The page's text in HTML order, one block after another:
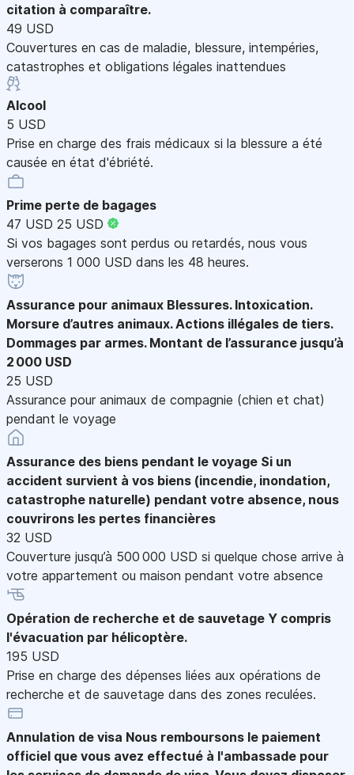
citation à comparaître.
49 USD
Couvertures en cas de maladie, blessure, intempéries,
catastrophes et obligations légales inattendues
Alcool
5 USD
Prise en charge des frais médicaux si la blessure a été
causée en état d'ébriété.
Prime perte de bagages
47 USD 25 USD
Si vos bagages sont perdus ou retardés, nous vous
verserons 1 000 USD dans les 48 heures.
Assurance pour animaux Blessures. Intoxication.
Morsure d’autres animaux. Actions illégales de tiers.
Dommages par armes. Montant de l’assurance jusqu’à
2 000 USD
25 USD
Assurance pour animaux de compagnie (chien et chat)
pendant le voyage
Assurance des biens pendant le voyage Si un
accident survient à vos biens (incendie, inondation,
catastrophe naturelle) pendant votre absence, nous
couvrirons les pertes financières
32 USD
Couverture jusqu’à 500 000 USD si quelque chose arrive à
votre appartement ou maison pendant votre absence
Opération de recherche et de sauvetage Y compris
l'évacuation par hélicoptère.
195 USD
Prise en charge des dépenses liées aux opérations de
recherche et de sauvetage dans des zones reculées.
Annulation de visa Nous remboursons le paiement
officiel que vous avez effectué à l'ambassade pour